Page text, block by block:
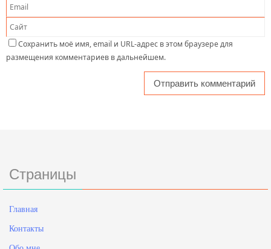
Сохранить моё имя, email и URL-адрес в этом браузере для
размещения комментариев в дальнейшем.
Страницы
Главная
Контакты